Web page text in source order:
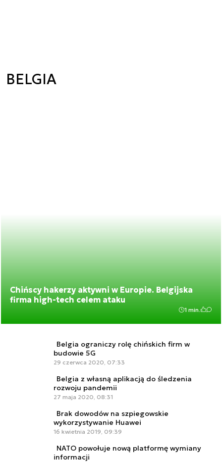
BELGIA
Chińscy hakerzy aktywni w Europie. Belgijska
firma high-tech celem ataku
1 min.
Belgia ograniczy rolę chińskich firm w
budowie 5G
29 czerwca 2020, 07:33
Belgia z własną aplikacją do śledzenia
rozwoju pandemii
27 maja 2020, 08:31
Brak dowodów na szpiegowskie
wykorzystywanie Huawei
16 kwietnia 2019, 09:39
NATO powołuje nową platformę wymiany
informacji